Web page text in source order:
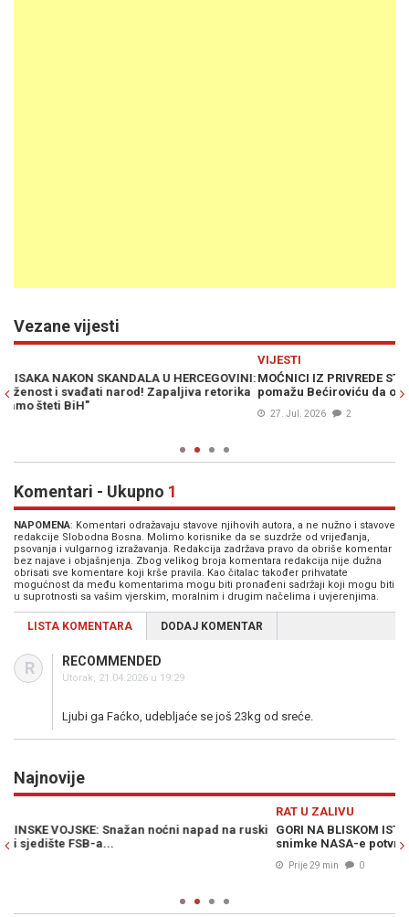
Vezane vijesti
MOĆNICI IZ PRIVREDE STALI IZA KANDIDATA TROJKE: Zašto tajkuni
pomažu Bećiroviću da ostane u Predsjedništvu BiH?
Komentari - Ukupno 1
NAPOMENA: Komentari odražavaju stavove njihovih autora, a ne nužno i stavove
redakcije Slobodna Bosna. Molimo korisnike da se suzdrže od vrijeđanja,
psovanja i vulgarnog izražavanja. Redakcija zadržava pravo da obriše komentar
bez najave i objašnjenja. Zbog velikog broja komentara redakcija nije dužna
obrisati sve komentare koji krše pravila. Kao čitalac također prihvatate
mogućnost da među komentarima mogu biti pronađeni sadržaji koji mogu biti
u suprotnosti sa vašim vjerskim, moralnim i drugim načelima i uvjerenjima.
LISTA KOMENTARA DODAJ KOMENTAR
R RECOMMENDED
Utorak, 21.04.2026 u 19:29
Ljubi ga Faćko, udebljaće se još 23kg od sreće.
Najnovije
GORI NA BLISKOM ISTOKU: Snažne eksplozije u Saudijskoj Arabiji,
snimke NASA-e potvrđuju požare...